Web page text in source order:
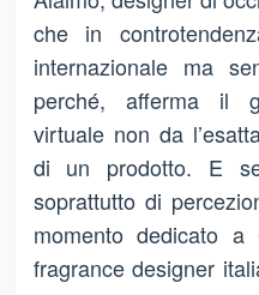
che in
internazionale ma
perché, afferma il
virtuale non da
di un prodotto. E
soprattutto di
momento dedicato a
fragrance designer